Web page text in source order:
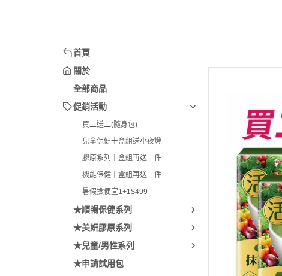
首頁
關於
全部商品
促銷活動
買二送二(隨身包)
兒童保健十盒組送小夜燈
膠原系列十盒組再送一件
機能保健十盒組再送一件
暑假撿便宜1+1$499
★順暢保健系列
★美妍膠原系列
★兒童/男性系列
★申請試用包